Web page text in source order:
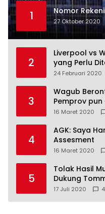
1 Nomor
27 Oktober 2020
2
Liverpool vs
yang Perlu
24 Februari 2020
3
Wagub
Pemprov pun
16 Maret 2020
4
AGK: Saya
Assesment
16 Maret 2020
5
Tolak Hasil
Dukung
17 Juli 2020 4